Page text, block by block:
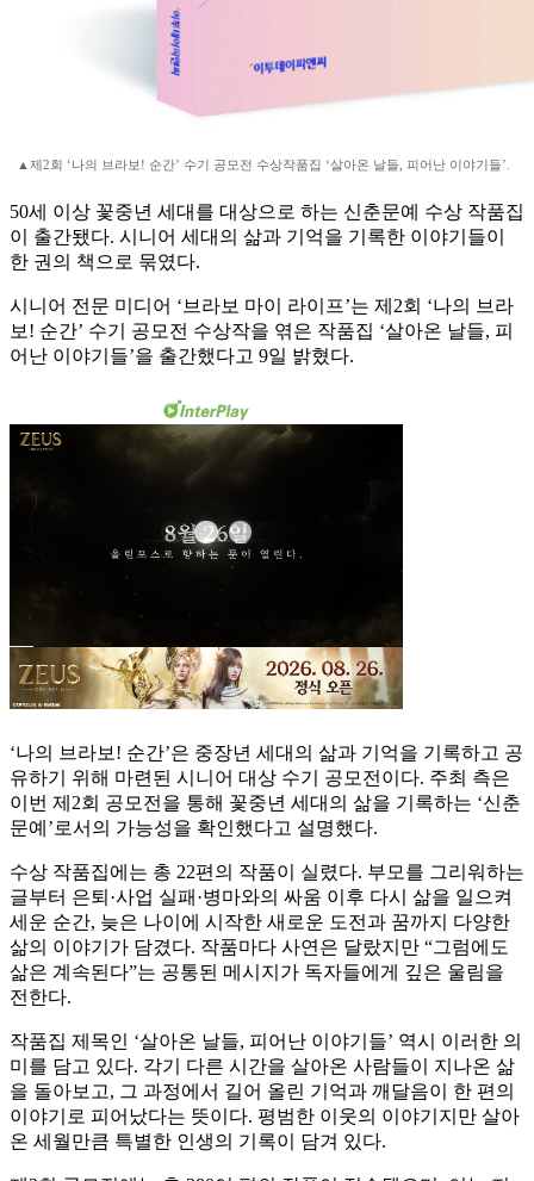
▲제2회 ‘나의 브라보! 순간’ 수기 공모전 수상작품집 ‘살아온 날들, 피어난 이야기들’.
50세 이상 꽃중년 세대를 대상으로 하는 신춘문예 수상 작품집
이 출간됐다. 시니어 세대의 삶과 기억을 기록한 이야기들이
한 권의 책으로 묶였다.
시니어 전문 미디어 ‘브라보 마이 라이프’는 제2회 ‘나의 브라
보! 순간’ 수기 공모전 수상작을 엮은 작품집 ‘살아온 날들, 피
어난 이야기들’을 출간했다고 9일 밝혔다.
‘나의 브라보! 순간’은 중장년 세대의 삶과 기억을 기록하고 공
유하기 위해 마련된 시니어 대상 수기 공모전이다. 주최 측은
이번 제2회 공모전을 통해 꽃중년 세대의 삶을 기록하는 ‘신춘
문예’로서의 가능성을 확인했다고 설명했다.
수상 작품집에는 총 22편의 작품이 실렸다. 부모를 그리워하는
글부터 은퇴·사업 실패·병마와의 싸움 이후 다시 삶을 일으켜
세운 순간, 늦은 나이에 시작한 새로운 도전과 꿈까지 다양한
삶의 이야기가 담겼다. 작품마다 사연은 달랐지만 “그럼에도
삶은 계속된다”는 공통된 메시지가 독자들에게 깊은 울림을
전한다.
작품집 제목인 ‘살아온 날들, 피어난 이야기들’ 역시 이러한 의
미를 담고 있다. 각기 다른 시간을 살아온 사람들이 지나온 삶
을 돌아보고, 그 과정에서 길어 올린 기억과 깨달음이 한 편의
이야기로 피어났다는 뜻이다. 평범한 이웃의 이야기지만 살아
온 세월만큼 특별한 인생의 기록이 담겨 있다.